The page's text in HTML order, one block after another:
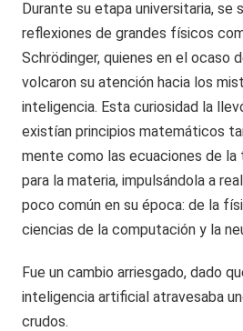
Durante su etapa universitaria, se
reflexiones de grandes físicos
Schrödinger, quienes en el ocaso
volcaron su atención hacia los
inteligencia. Esta curiosidad la
existían principios matemáticos
mente como las ecuaciones de la
para la materia, impulsándola a
poco común en su época: de la
ciencias de la computación y la
Fue un cambio arriesgado, dado
inteligencia artificial atravesaba
crudos.